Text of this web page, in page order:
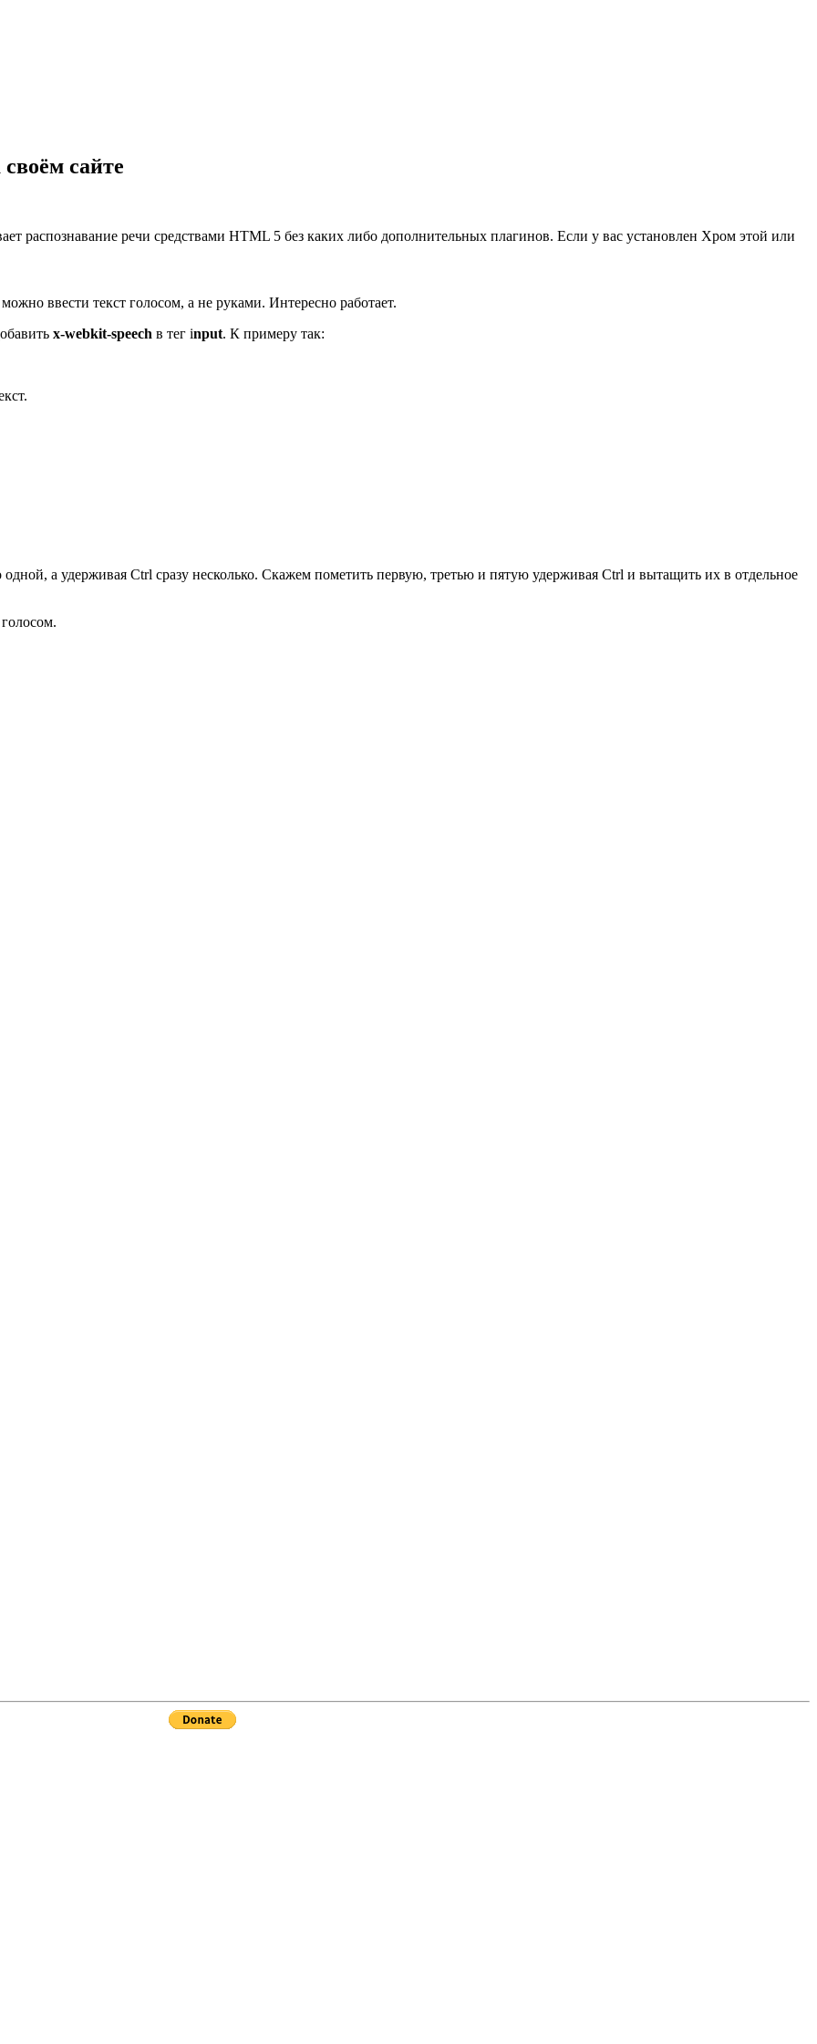
сайте
распознавание речи средствами HTML 5 без каких либо дополнительных плагинов. Если у вас установлен Хром этой или
ввести текст голосом, а не руками. Интересно работает.
x-webkit-speech в тег input. К примеру так:
а удерживая Ctrl сразу несколько. Скажем пометить первую, третью и пятую удерживая Ctrl и вытащить их в отдельное